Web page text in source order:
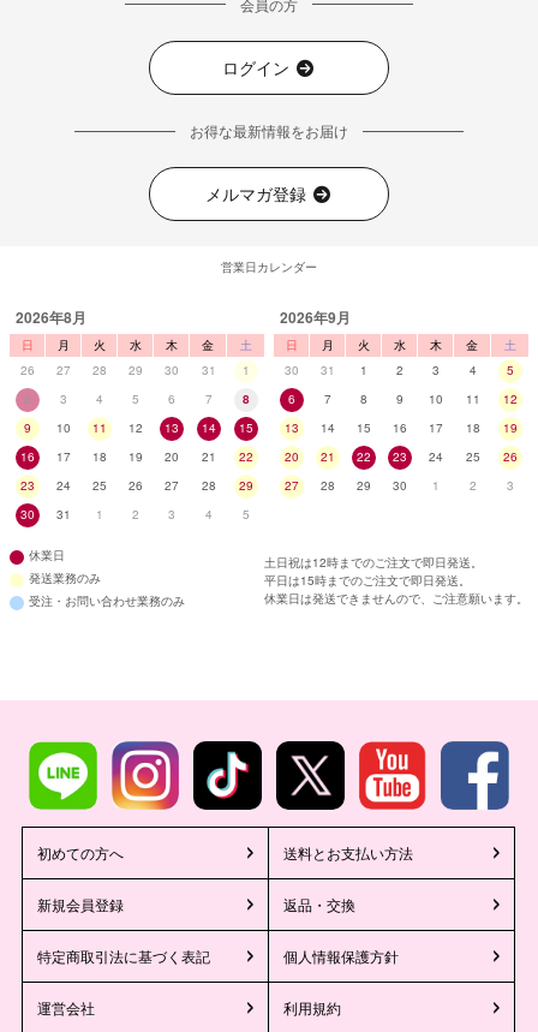
ログイン
お得な最新情報をお届け
メルマガ登録
営業日カレンダー
2026年8月
日 月 火 水 木 金
土
26
27 28 29 30 31
1
2
3 4 5 6 7
8
9
10 11 12 13 14
15
16
17 18 19 20 21
22
23
24 25 26 27 28
29
30
31 1 2 3 4 5
2026年9月
日 月 火 水 木 金
土
30
31 1 2 3 4
5
6
7 8 9 10 11
12
13
14 15 16 17 18
19
20
21 22 23 24 25
26
27
28 29 30 1 2 3
休業日
発送業務のみ
受注・お問い合わせ業務のみ
土日祝は12時までのご注文で即日発送。
平日は15時までのご注文で即日発送。
休業日は発送できませんので、ご注意願います。
初めての方へ 送料とお支払い方法
新規会員登録 返品・交換
特定商取引法に基づく表記 個人情報保護方針
運営会社 利用規約